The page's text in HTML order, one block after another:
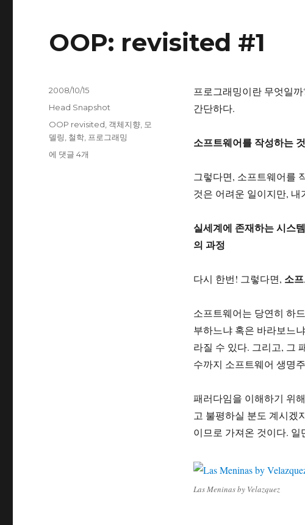
OOP: revisited #1
프로그래밍이란 무엇일
간단하다.
소프트웨어를 작성하는
그렇다면, 소프트웨어를
것은 어려운 일이지만,
실세계에 존재하는 시스
의 과정
다시 한번! 그렇다면, 소
소프트웨어는 당연히 하
부하느냐 혹은 바라보느
라질 수 있다. 그리고, 그
수까지 소프트웨어 생명
패러다임을 이해하기 위
고 불평하실 분도 계시겠
이므로 가져온 것이다.
Las Meninas by Velazquez
작
자
2008/10/15
카
고
Head Snapshot
태
그
OOP revisited 객체지향 모
델링 철학 프로그래밍
OOP:
에 댓글 4개